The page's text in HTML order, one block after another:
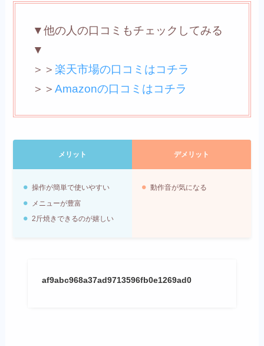
▼他の人の口コミもチェックしてみる
▼
＞＞ 楽天市場の口コミはコチラ
＞＞ Amazonの口コミはコチラ
メリット デメリット
操作が簡単で使いやすい
メニューが豊富
2斤焼きできるのが嬉しい
動作音が気になる
af9abc968a37ad9713596fb0e1269ad0